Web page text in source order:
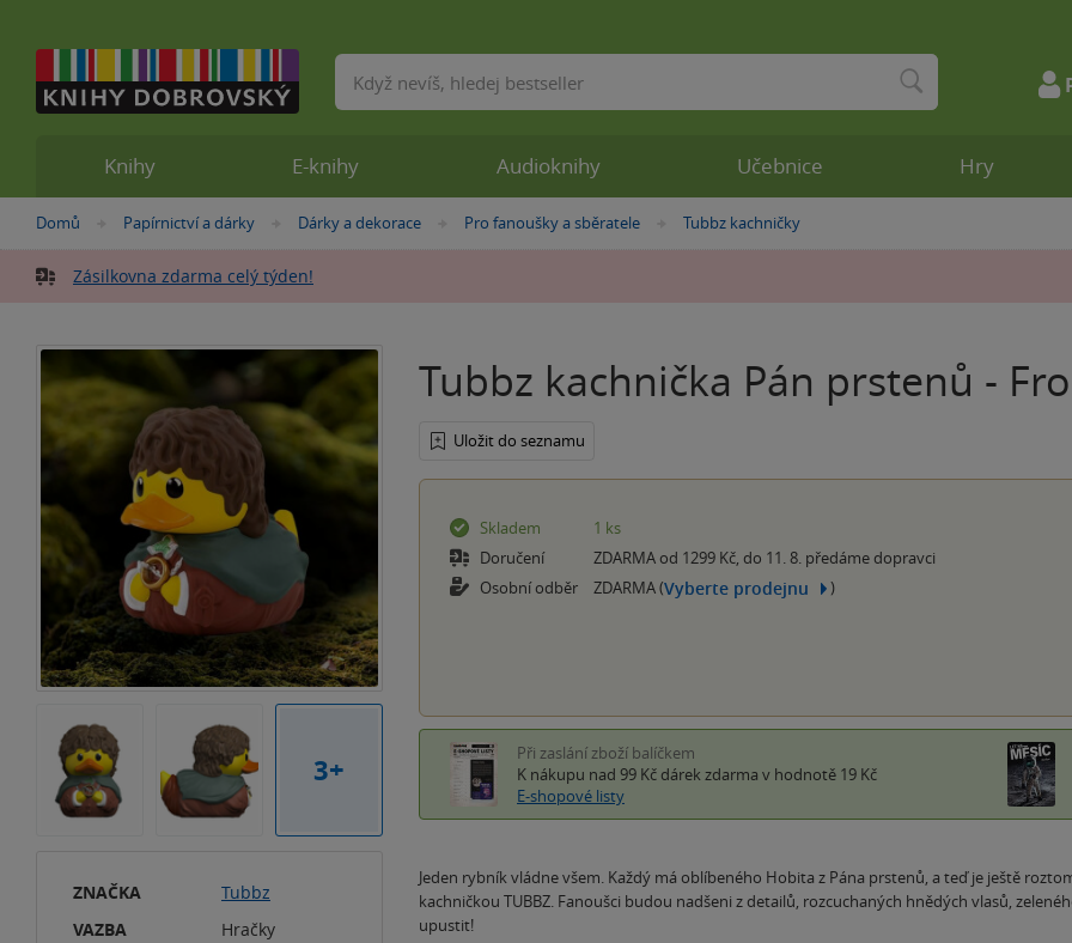
Nacházíte
zde:
Domů »Papírnictví a dárky »
Dárky a dekorace »Pro fanoušky a sběratele »
Tubbz kachničky
Zásilkovna zdarma celý týden!
3+
ZNAČKA
Tubbz
VAZBA
Hračky
Tubbz kachnička Pán prstenů -
Uložit do seznamu
Skladem
1 ks
Doručení
ZDARMA od 1299 Kč, do 11. 8. předáme dopravci
Osobní odběr
ZDARMA (Vyberte prodejnu )
Při zaslání zboží balíčkem
K nákupu nad 99 Kč dárek zdarma v hodnotě 19 Kč
E-shopové listy
Jeden rybník vládne všem. Každý má oblíbeného Hobita z Pána prstenů, a teď je ještě
kachničkou TUBBZ. Fanoušci budou nadšeni z detailů, rozcuchaných hnědých vlasů,
upustit!
Knihy E-knihy Audioknihy Učebnice Hry
Vyhledávání